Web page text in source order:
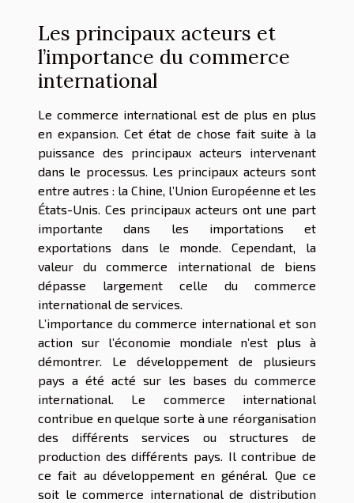
Les principaux acteurs et
l’importance du commerce
international
Le commerce international est de plus en plus
en expansion. Cet état de chose fait suite à la
puissance des principaux acteurs intervenant
dans le processus. Les principaux acteurs sont
entre autres : la Chine, l’Union Européenne et les
États-Unis. Ces principaux acteurs ont une part
importante dans les importations et
exportations dans le monde. Cependant, la
valeur du commerce international de biens
dépasse largement celle du commerce
international de services.
L’importance du commerce international et son
action sur l’économie mondiale n’est plus à
démontrer. Le développement de plusieurs
pays a été acté sur les bases du commerce
international. Le commerce international
contribue en quelque sorte à une réorganisation
des différents services ou structures de
production des différents pays. Il contribue de
ce fait au développement en général. Que ce
soit le commerce international de distribution